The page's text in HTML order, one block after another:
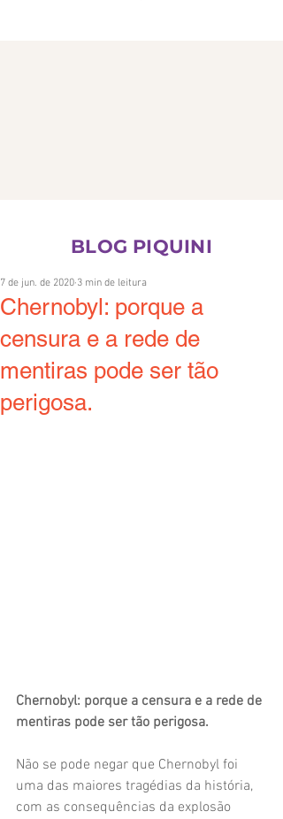
CONTATO
BLOG PIQUINI
Chernobyl: porque a
censura e a rede de
mentiras pode ser tão
perigosa.
7 de jun. de 2020 3 min de leitura
Chernobyl: porque a censura e a rede de
mentiras pode ser tão perigosa.
Não se pode negar que Chernobyl foi
uma das maiores tragédias da história,
com as consequências da explosão